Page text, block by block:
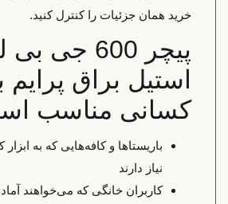
خرید همان جزئیات را کنترل کنید.
پیچر 600 جی بی
استیل براق پرایم
کسانی مناسب
باریستاها و کافه‌هایی که به ابزار
نیاز دارند
کاربران خانگی که می‌خواهند